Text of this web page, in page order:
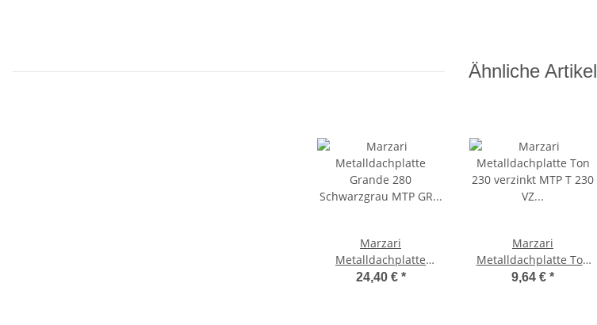
Ähnliche Artikel
Marzari
Metalldachplatte
Grande 280
24,40 € *
Marzari
Metalldachplatte Ton
230 verzinkt MTP T 230
9,64 € *